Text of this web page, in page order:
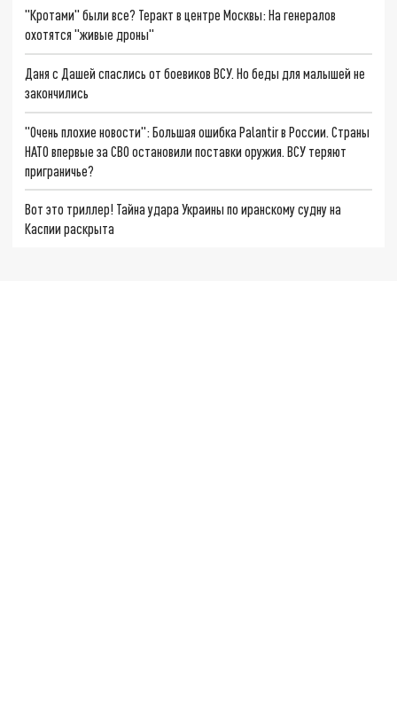
"Кротами" были все? Теракт в центре Москвы: На генералов
охотятся "живые дроны"
Даня с Дашей спаслись от боевиков ВСУ. Но беды для малышей не
закончились
"Очень плохие новости": Большая ошибка Palantir в России. Страны
НАТО впервые за СВО остановили поставки оружия. ВСУ теряют
приграничье?
Вот это триллер! Тайна удара Украины по иранскому судну на
Каспии раскрыта